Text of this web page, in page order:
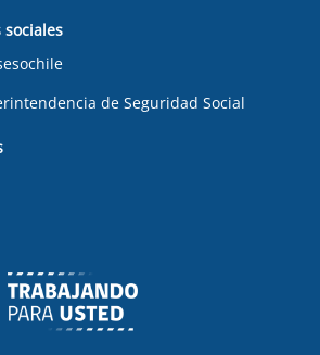
sociales
de Seguridad Social